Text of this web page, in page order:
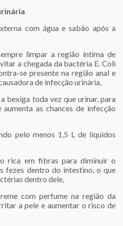
com água e sabão após a
limpar a região íntima de
a chegada da bactéria E. Coli
se presente na região anal e
de infecção urinária,
bexiga toda vez que urinar, para
as chances de infecção
pelo menos 1,5 L de líquidos
rica em fibras para diminuir o
fezes dentro do intestino, o que
dentro dele,
com perfume na região da
a pele e aumentar o risco de